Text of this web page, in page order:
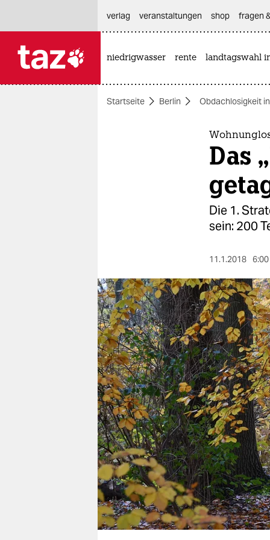
themen
nord
wahrheit
verlag
verlag
veranstaltungen
shop
fragen & hilfe
unterstützen
abo
genossenschaft
verlag
veranstaltungen shop fragen
niedrigwasser rente landtagswahl
Startseite Berlin Obdachlosigkeit
Das
Die 1.
sein: 200
11.1.2018